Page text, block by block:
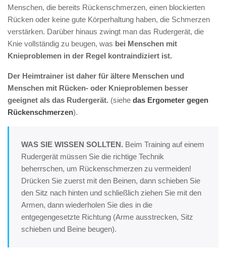
Menschen, die bereits Rückenschmerzen, einen blockierten
Rücken oder keine gute Körperhaltung haben, die Schmerzen
verstärken. Darüber hinaus zwingt man das Rudergerät, die
Knie vollständig zu beugen, was bei Menschen mit
Knieproblemen in der Regel kontraindiziert ist.
Der Heimtrainer ist daher für ältere Menschen und
Menschen mit Rücken- oder Knieproblemen besser
geeignet als das Rudergerät. (siehe das Ergometer gegen
Rückenschmerzen).
WAS SIE WISSEN SOLLTEN. Beim Training auf einem
Rudergerät müssen Sie die richtige Technik
beherrschen, um Rückenschmerzen zu vermeiden!
Drücken Sie zuerst mit den Beinen, dann schieben Sie
den Sitz nach hinten und schließlich ziehen Sie mit den
Armen, dann wiederholen Sie dies in die
entgegengesetzte Richtung (Arme ausstrecken, Sitz
schieben und Beine beugen).